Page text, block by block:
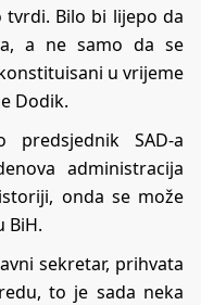
tvrdi. Bilo bi lijepo da
a ne samo da se
u vrijeme
Dodik.
predsjednik SAD-a
administracija
onda se može
BiH.
sekretar, prihvata
to je sada neka